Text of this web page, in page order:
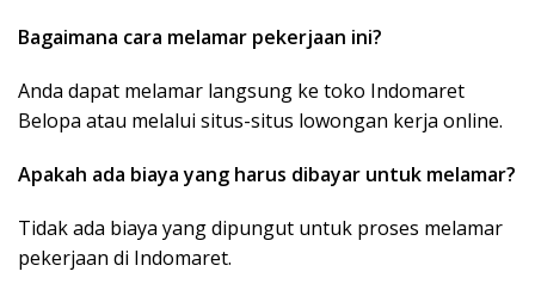
Bagaimana cara melamar pekerjaan ini?
Anda dapat melamar langsung ke toko Indomaret
Belopa atau melalui situs-situs lowongan kerja online.
Apakah ada biaya yang harus dibayar untuk melamar?
Tidak ada biaya yang dipungut untuk proses melamar
pekerjaan di Indomaret.